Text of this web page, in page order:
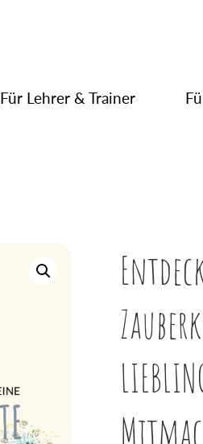
Für Lehrer & Trainer